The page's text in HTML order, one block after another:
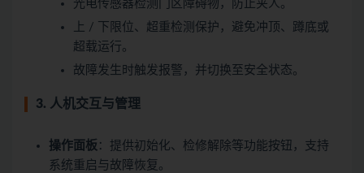
光电传感器检测门区障碍物，防止夹人。
上 / 下限位、超重检测保护，避免冲顶、蹲底或
超载运行。
故障发生时触发报警，并切换至安全状态。
3. 人机交互与管理
操作面板 ：提供初始化、检修解除等功能按钮，支持
系统重启与故障恢复。